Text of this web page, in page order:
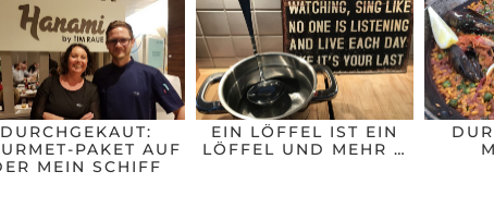
DURCHGEKAUT:
PAKET AUF
MEIN SCHIFF
EIN LÖFFEL IST EIN
LÖFFEL UND MEHR …